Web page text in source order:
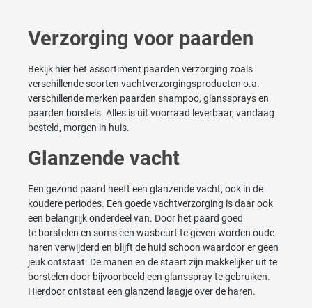
Verzorging voor paarden
Bekijk hier het assortiment paarden verzorging zoals
verschillende soorten vachtverzorgingsproducten o.a.
verschillende merken paarden shampoo, glanssprays en
paarden borstels. Alles is uit voorraad leverbaar, vandaag
besteld, morgen in huis.
Glanzende vacht
Een gezond paard heeft een glanzende vacht, ook in de
koudere periodes. Een goede vachtverzorging is daar ook
een belangrijk onderdeel van. Door het paard goed
te borstelen en soms een wasbeurt te geven worden oude
haren verwijderd en blijft de huid schoon waardoor er geen
jeuk ontstaat. De manen en de staart zijn makkelijker uit te
borstelen door bijvoorbeeld een glansspray te gebruiken.
Hierdoor ontstaat een glanzend laagje over de haren.